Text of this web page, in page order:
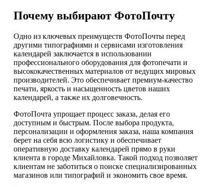
Почему выбирают ФотоПочту
Одно из ключевых преимуществ ФотоПочты перед
другими типографиями и сервисами изготовления
календарей заключается в использовании
профессионального оборудования для фотопечати и
высококачественных материалов от ведущих мировых
производителей. Это обеспечивает премиум-качество
печати, яркость и насыщенность цветов наших
календарей, а также их долговечность.
ФотоПочта упрощает процесс заказа, делая его
доступным и быстрым. После выбора продукта,
персонализации и оформления заказа, наша компания
берет на себя всю логистику и обеспечивает
оперативную доставку календарей прямо в руки
клиента в городе Михайловка. Такой подход позволяет
клиентам не заботиться о поиске специализированных
магазинов или типографий и экономить свое время.